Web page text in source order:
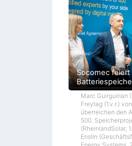
Socomec
Marc Guirguirian
Freytag (1.v.r.)
überreichen den
500.
(RheinlandSolar,
Enslin